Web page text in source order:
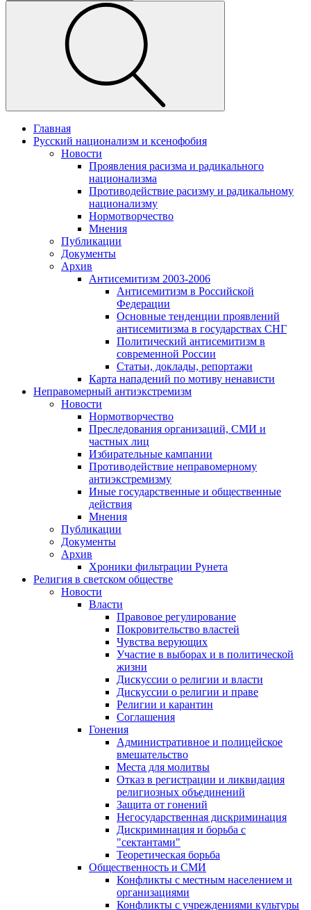
Главная
Русский национализм и ксенофобия
Новости
Проявления расизма и радикального
национализма
Противодействие расизму и радикальному
национализму
Нормотворчество
Мнения
Публикации
Документы
Архив
Антисемитизм 2003-2006
Антисемитизм в Российской
Федерации
Основные тенденции проявлений
антисемитизма в государствах СНГ
Политический антисемитизм в
современной России
Статьи, доклады, репортажи
Карта нападений по мотиву ненависти
Неправомерный антиэкстремизм
Новости
Нормотворчество
Преследования организаций, СМИ и
частных лиц
Избирательные кампании
Противодействие неправомерному
антиэкстремизму
Иные государственные и общественные
действия
Мнения
Публикации
Документы
Архив
Хроники фильтрации Рунета
Религия в светском обществе
Новости
Власти
Правовое регулирование
Покровительство властей
Чувства верующих
Участие в выборах и в политической
жизни
Дискуссии о религии и власти
Дискуссии о религии и праве
Религии и карантин
Соглашения
Гонения
Административное и полицейское
вмешательство
Места для молитвы
Отказ в регистрации и ликвидация
религиозных объединений
Защита от гонений
Негосударственная дискриминация
Дискриминация и борьба с
"сектантами"
Теоретическая борьба
Общественность и СМИ
Конфликты с местным населением и
организациями
Конфликты с учреждениями культуры